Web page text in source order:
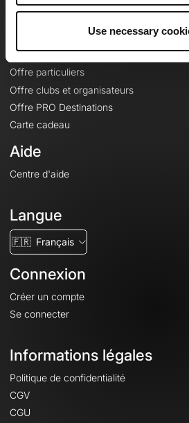
Use necessary
Offres
Fonds de cartes topographiques
Fonctionnalités
Offre particuliers
Offre clubs et organisateurs
Offre PRO Destinations
Carte cadeau
Aide
Centre d'aide
Langue
🇫🇷 Français
Connexion
Créer un compte
Se connecter
Informations légales
Politique de confidentialité
CGV
CGU